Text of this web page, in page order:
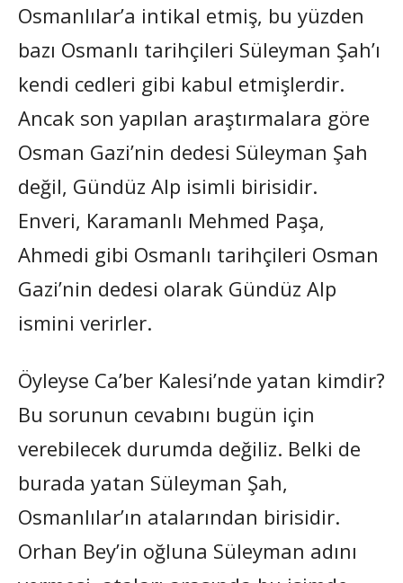
Osmanlılar’a intikal etmiş, bu yüzden
bazı Osmanlı tarihçileri Süleyman Şah’ı
kendi cedleri gibi kabul etmişlerdir.
Ancak son yapılan araştırmalara göre
Osman Gazi’nin dedesi Süleyman Şah
değil, Gündüz Alp isimli birisidir.
Enveri, Karamanlı Mehmed Paşa,
Ahmedi gibi Osmanlı tarihçileri Osman
Gazi’nin dedesi olarak Gündüz Alp
ismini verirler.
Öyleyse Ca’ber Kalesi’nde yatan kimdir?
Bu sorunun cevabını bugün için
verebilecek durumda değiliz. Belki de
burada yatan Süleyman Şah,
Osmanlılar’ın atalarından birisidir.
Orhan Bey’in oğluna Süleyman adını